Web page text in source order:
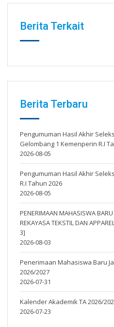
Berita Terkait
Berita Terbaru
Pengumuman Hasil Akhir
Gelombang 1 Kemenperin R.I
2026-08-05
Pengumuman Hasil Akhir
R.I Tahun 2026
2026-08-05
PENERIMAAN MAHASISWA
REKAYASA TEKSTIL DAN
3]
2026-08-03
Penerimaan Mahasiswa Baru
2026/2027
2026-07-31
Kalender Akademik TA 2026/
2026-07-23